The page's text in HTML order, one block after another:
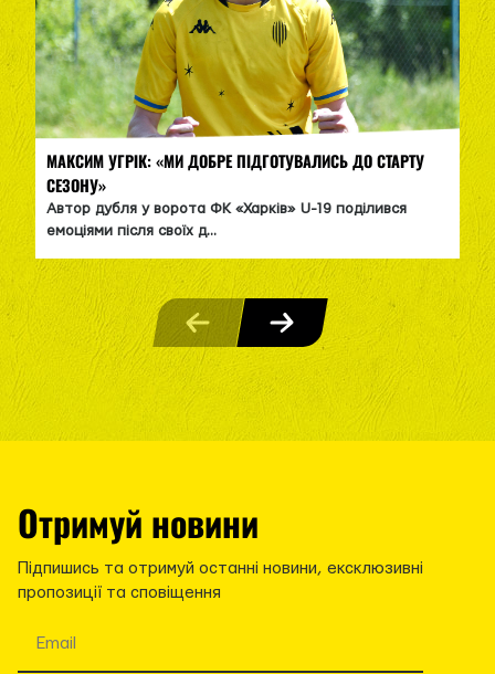
МАКСИМ УГРІК: «МИ ДОБРЕ ПІДГОТУВАЛИСЬ ДО СТАРТУ
СЕЗОНУ»
Автор дубля у ворота ФК «Харків» U-19 поділився
емоціями після своїх д...
Отримуй новини
Підпишись та отримуй останні новини, ексклюзивні
пропозиції та сповіщення